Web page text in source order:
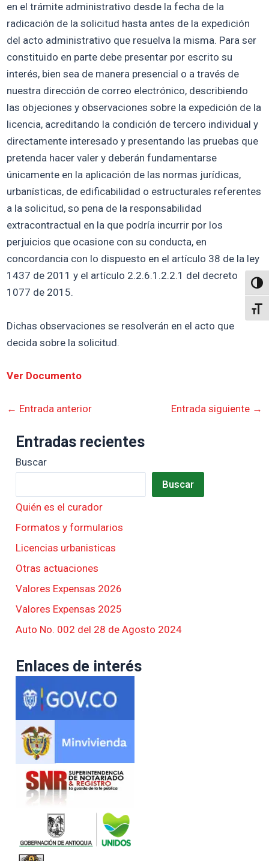
en el trámite administrativo desde la fecha de la
radicación de la solicitud hasta antes de la expedición
del acto administrativo que resuelva la misma. Para ser
constituido en parte debe presentar por escrito su
interés, bien sea de manera presencial o a través de
nuestra dirección de correo electrónico, describiendo
las objeciones y observaciones sobre la expedición de la
licencia, acreditando la condición de tercero individual y
directamente interesado y presentando las pruebas que
pretenda hacer valer y deberán fundamentarse
únicamente en la aplicación de las normas jurídicas,
urbanísticas, de edificabilidad o estructurales referentes
a la solicitud, so pena de la responsabilidad
extracontractual en la que podría incurrir por los
perjuicios que ocasione con su conducta, en
concordancia con lo dispuesto en el artículo 38 de la ley
1437 de 2011 y el artículo 2.2.6.1.2.2.1 del decreto
1077 de 2015.
Dichas observaciones se resolverán en el acto que
decida sobre la solicitud.
Ver Documento
← Entrada anterior Entrada siguiente →
Entradas recientes
Buscar
Buscar
Quién es el curador
Formatos y formularios
Licencias urbanisticas
Otras actuaciones
Valores Expensas 2026
Valores Expensas 2025
Auto No. 002 del 28 de Agosto 2024
Enlaces de interés